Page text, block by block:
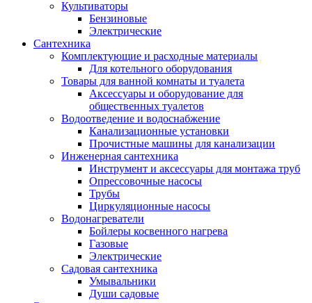
Культиваторы
Бензиновые
Электрические
Сантехника
Комплектующие и расходные материалы
Для котельного оборудования
Товары для ванной комнаты и туалета
Аксессуары и оборудование для
общественных туалетов
Водоотведение и водоснабжение
Канализационные установки
Прочистные машины для канализации
Инженерная сантехника
Инструмент и аксессуары для монтажа труб
Опрессовочные насосы
Трубы
Циркуляционные насосы
Водонагреватели
Бойлеры косвенного нагрева
Газовые
Электрические
Садовая сантехника
Умывальники
Души садовые